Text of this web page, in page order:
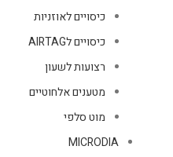
כיסויים לאוזניות
כיסויים לAIRTAG
רצועות לשעון
מטענים אלחוטיים
מוט סלפי
MICRODIA